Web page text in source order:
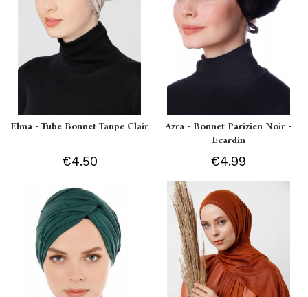
Elma - Tube Bonnet Taupe Clair
€4.50
Azra - Bonnet Parizien Noir -
Ecardin
€4.99